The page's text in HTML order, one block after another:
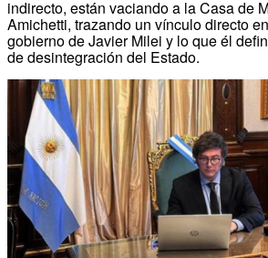
indirecto, están vaciando a la Casa de
Amichetti, trazando un vínculo directo
gobierno de Javier Milei y lo que él
de desintegración del Estado.